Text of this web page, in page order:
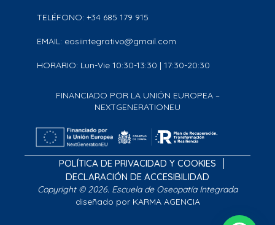
TELÉFONO: +34 685 179 915
EMAIL: eosiintegrativo@gmail.com
HORARIO: Lun-Vie 10:30-13:30 | 17:30-20:30
FINANCIADO POR LA UNIÓN EUROPEA –
NEXTGENERATIONEU
POLÍTICA DE PRIVACIDAD Y COOKIES
DECLARACIÓN DE ACCESIBILIDAD
Copyright © 2026. Escuela de Oseopatía Integrada
diseñado por KARMA AGENCIA